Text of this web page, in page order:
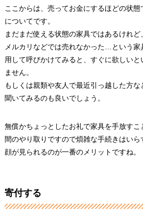
ここからは、売ってお金にするほどの状
についてです。
まだまだ使える状態の家具ではあるけれ
メルカリなどでは売れなかった…という家
用して呼びかけてみると、すぐに欲しい
ません。
もしくは親類や友人で最近引っ越した方
聞いてみるのも良いでしょう。
無償かちょっとしたお礼で家具を手放すこ
間のやり取りですので煩雑な手続きはい
顔が見られるのが一番のメリットですね。
寄付する